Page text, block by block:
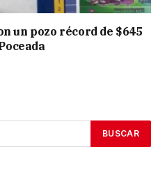
un pozo récord de $645